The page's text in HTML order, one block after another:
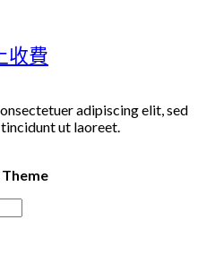
因
本
收費
adipiscing elit, sed
ut laoreet.